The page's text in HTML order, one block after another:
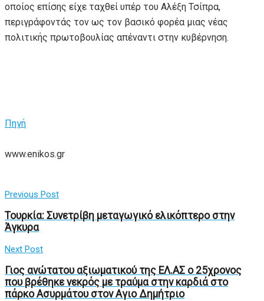
οποίος επίσης είχε ταχθεί υπέρ του Αλέξη Τσίπρα,
περιγράφοντάς τον ως τον βασικό φορέα μιας νέας
πολιτικής πρωτοβουλίας απέναντι στην κυβέρνηση.
Πηγή
www.enikos.gr
Previous Post
Τουρκία: Συνετρίβη μεταγωγικό ελικόπτερο στην
Άγκυρα
Next Post
Γιος ανώτατου αξιωματικού της ΕΛ.ΑΣ ο 25χρονος
που βρέθηκε νεκρός με τραύμα στην καρδιά στο
πάρκο Ασυρμάτου στον Αγιο Δημήτριο